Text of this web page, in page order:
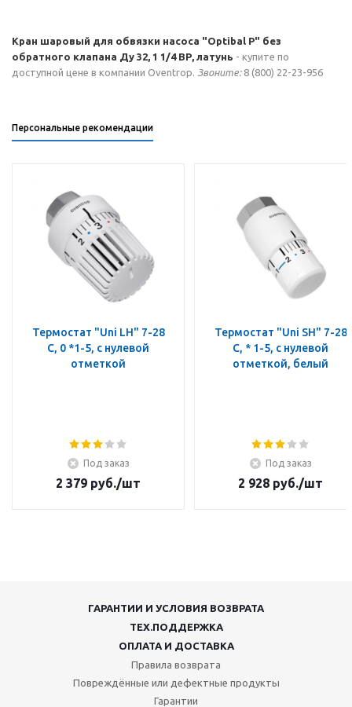
Кран шаровый для обвязки насоса "Optibal P" без
обратного клапана Ду 32, 1 1/4 ВР, латунь - купите по
доступной цене в компании Oventrop. Звоните:8 (800) 22-23-956
Персональные рекомендации
Термостат "Uni LH" 7-28
C, 0 *1-5, с нулевой
отметкой
Под заказ
2 379 руб./шт
Термостат "Uni SH" 7-28
C, * 1-5, с нулевой
отметкой, белый
Под заказ
2 928 руб./шт
ГАРАНТИИ И УСЛОВИЯ ВОЗВРАТА
ТЕХ.ПОДДЕРЖКА
ОПЛАТА И ДОСТАВКА
Правила возврата
Повреждённые или дефектные продукты
Гарантии